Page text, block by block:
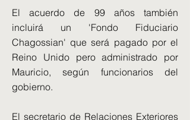
El acuerdo de 99 años también
incluirá un 'Fondo Fiduciario
Chagossian' que será pagado por el
Reino Unido pero administrado por
Mauricio, según funcionarios del
gobierno.
El secretario de Relaciones Exteriores